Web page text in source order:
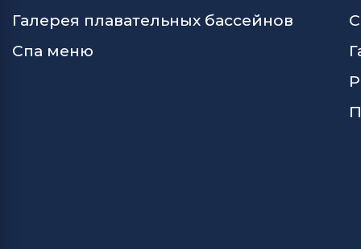
Галерея плавательных бассейнов
Спа меню